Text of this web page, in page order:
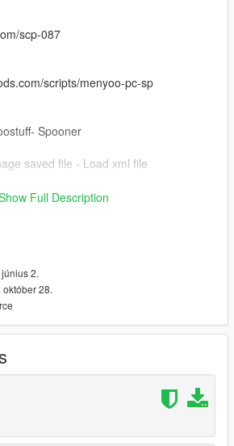
scp-087
scripts/menyoo-pc-sp
Spooner
saved file - Load xml file
Full Description
2.
október 28.